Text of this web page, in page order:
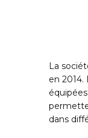
La
en 2014.
dans